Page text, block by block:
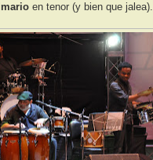
en tenor (y bien que jalea).